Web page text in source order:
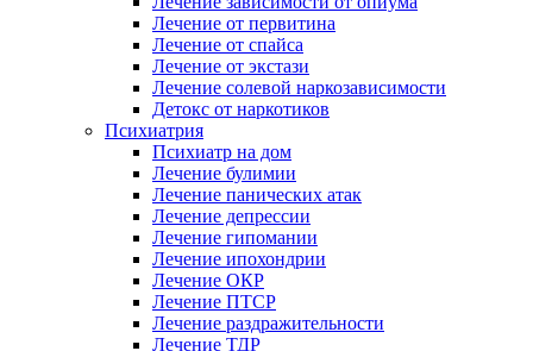
Лечение от первитина
Лечение от спайса
Лечение от экстази
Лечение солевой наркозависимости
Детокс от наркотиков
Психиатрия
Психиатр на дом
Лечение булимии
Лечение панических атак
Лечение депрессии
Лечение гипомании
Лечение ипохондрии
Лечение ОКР
Лечение ПТСР
Лечение раздражительности
Лечение ТДР